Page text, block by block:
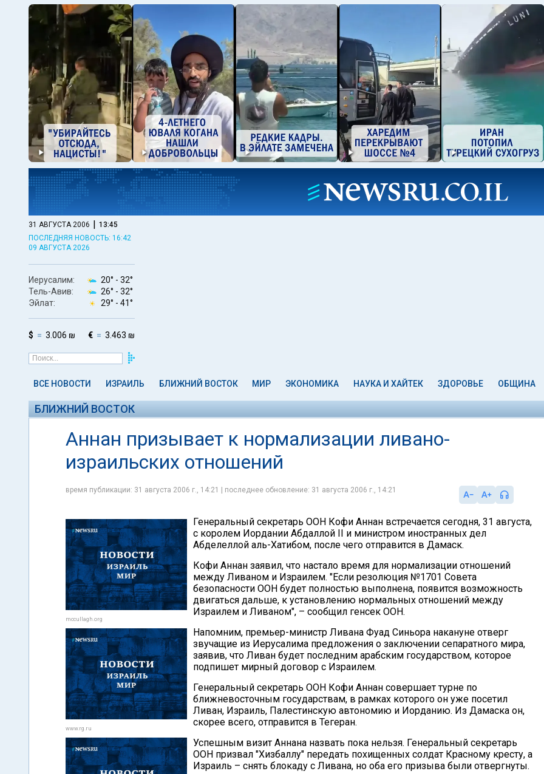
31 АВГУСТА 2006 | 13:45
ПОСЛЕДНЯЯ НОВОСТЬ: 16:42
09 АВГУСТА 2026
Иерусалим: 20° - 32°
Тель-Авив:
26° - 32°
Эйлат:
29° - 41°
$ 3.006 ₪ € 3.463 ₪
ВСЕ НОВОСТИ ИЗРАИЛЬ БЛИЖНИЙ ВОСТОК МИР ЭКОНОМИКА НАУКА И ХАЙТЕК ЗДОРОВЬЕ ОБЩИНА
БЛИЖНИЙ ВОСТОК
Аннан призывает к нормализации ливано-
израильских отношений
время публикации: 31 августа 2006 г., 14:21 | последнее обновление: 31 августа 2006 г., 14:21
mccullagh.org
www.rg.ru
Генеральный секретарь ООН Кофи Аннан встречается сегодня, 31 августа,
с королем Иордании Абдаллой II и министром иностранных дел
Абделеллой аль-Хатибом, после чего отправится в Дамаск.
Кофи Аннан заявил, что настало время для нормализации отношений
между Ливаном и Израилем. "Если резолюция №1701 Совета
безопасности ООН будет полностью выполнена, появится возможность
двигаться дальше, к установлению нормальных отношений между
Израилем и Ливаном", – сообщил генсек ООН.
Напомним, премьер-министр Ливана Фуад Синьора накануне отверг
звучащие из Иерусалима предложения о заключении сепаратного мира,
заявив, что Ливан будет последним арабским государством, которое
подпишет мирный договор с Израилем.
Генеральный секретарь ООН Кофи Аннан совершает турне по
ближневосточным государствам, в рамках которого он уже посетил
Ливан, Израиль, Палестинскую автономию и Иорданию. Из Дамаска он,
скорее всего, отправится в Тегеран.
Успешным визит Аннана назвать пока нельзя. Генеральный секретарь
ООН призвал "Хизбаллу" передать похищенных солдат Красному кресту, а
Израиль – снять блокаду с Ливана, но оба его призыва были отвергнуты.